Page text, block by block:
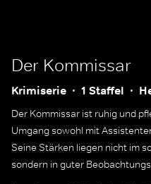
Der Kommissar
Krimiserie 1 Staffel
Der Kommissar ist ruhig und
Umgang sowohl mit
Seine Stärken liegen nicht im
sondern in guter